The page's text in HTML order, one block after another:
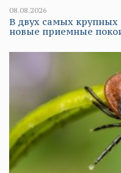
08.08.2026
В двух самых крупных
новые приемные